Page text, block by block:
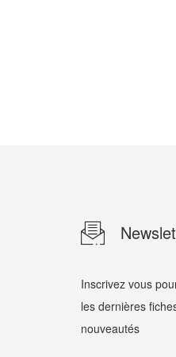
Inscrivez vous
les dernières
nouveautés